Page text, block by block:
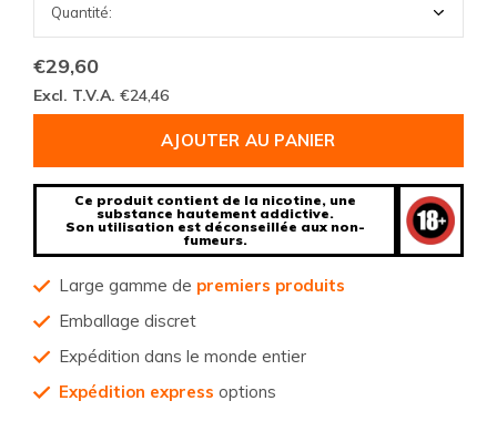
€29,60
Excl. T.V.A. €24,46
AJOUTER AU PANIER
Ce produit contient de la nicotine, une
substance hautement addictive.
Son utilisation est déconseillée aux non-
fumeurs.
Large gamme de premiers produits
Emballage discret
Expédition dans le monde entier
Expédition express options